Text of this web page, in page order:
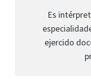
Es
ejercido